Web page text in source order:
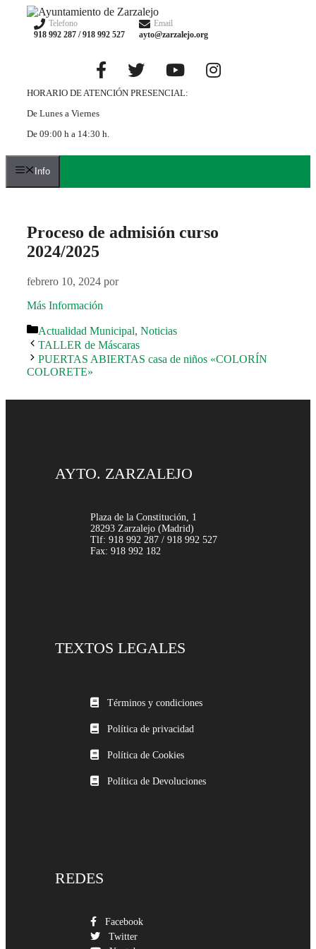
Saltar
contenido
Telefono
918 992 287 / 918 992 527
Email
ayto@zarzalejo.org
HORARIO DE ATENCIÓN PRESENCIAL:
De Lunes a Viernes
De 09:00 h a 14:30 h.
Info
Proceso de admisión curso
2024/2025
febrero 10, 2024 por
Más Información
Categorías
Actualidad Municipal, Noticias
TALLER de Máscaras
PUERTAS ABIERTAS casa de niños «COLORÍN
COLORETE»
AYTO. ZARZALEJO
Plaza de la Constitución, 1
28293 Zarzalejo (Madrid)
Tlf: 918 992 287 / 918 992 527
Fax: 918 992 182
TEXTOS LEGALES
Términos y condiciones
Política de privacidad
Política de Cookies
Política de Devoluciones
REDES
Facebook
Twitter